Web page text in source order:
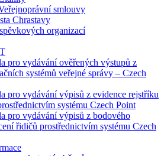
smlouvy
Chrastavy
organizací
pro vydávání ověřených výstupů z
systémů veřejné správy – Czech
pro vydávání výpisů z evidence rejstříku
systému Czech Point
pro vydávání výpisů z bodového
řidičů prostřednictvím systému Czech